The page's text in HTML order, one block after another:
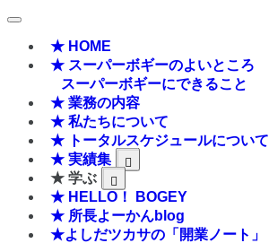
★ HOME
★ スーパーボギーのよいところ
スーパーボギーにできること
★ 業務の内容
★ 私たちについて
★ トータルスケジュールについて
★ 実績集
★ 学ぶ
★ HELLO！ BOGEY
★ 所長よーかんblog
★よしだツカサの「開業ノート」